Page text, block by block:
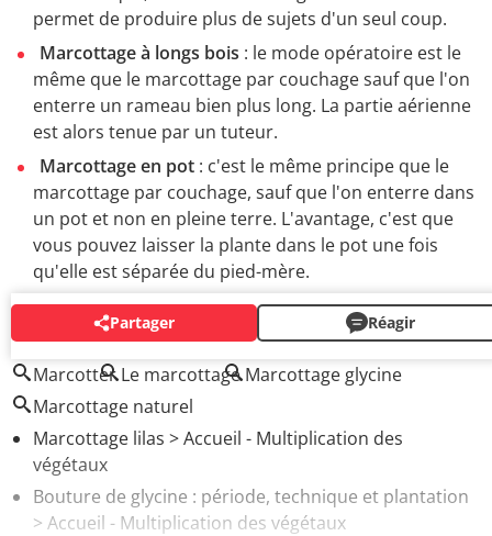
permet de produire plus de sujets d'un seul coup.
Marcottage à longs bois : le mode opératoire est le
même que le marcottage par couchage sauf que l'on
enterre un rameau bien plus long. La partie aérienne
est alors tenue par un tuteur.
Marcottage en pot : c'est le même principe que le
marcottage par couchage, sauf que l'on enterre dans
un pot et non en pleine terre. L'avantage, c'est que
vous pouvez laisser la plante dans le pot une fois
qu'elle est séparée du pied-mère.
Partager Réagir
AUTOUR DU MÊME SUJET
Marcotter Le marcottage Marcottage glycine
Marcottage naturel
Marcottage lilas > Accueil - Multiplication des
végétaux
Bouture de glycine : période, technique et plantation
> Accueil - Multiplication des végétaux